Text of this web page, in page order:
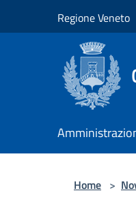
Regione Veneto
Home >